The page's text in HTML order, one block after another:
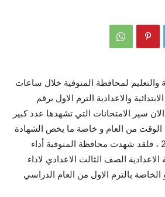
والتعليم لمحافظة المنوفية خلال ساعات
والاعدادية الترم الاول برقم
سير الامتحانات التي تشهدها عدد كبير
من العام و خاصة ما يخص الشهادة
الابتدائية والاعدادية 2016 ، فلقد شهدت محافظة المنوفية أداء
الصف الثالث الاعدادي لاداء
الخاصة بالترم الاول من العام الدراسي